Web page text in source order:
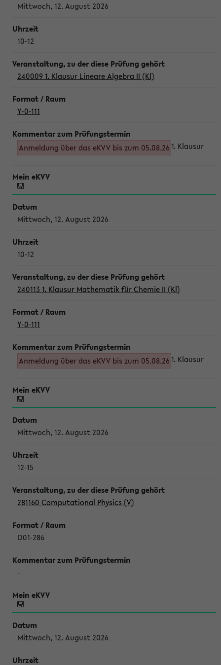
Mittwoch, 12. August 2026
10-12
240009 1. Klausur Lineare Algebra II (Kl)
Y-0-111
Anmeldung über das eKVV bis zum 05.08.26 1. Klausur
Mittwoch, 12. August 2026
10-12
240113 1. Klausur Mathematik für Chemie II (Kl)
Y-0-111
Anmeldung über das eKVV bis zum 05.08.26 1. Klausur
Mittwoch, 12. August 2026
12-15
281160 Computational Physics (V)
D01-286
-
Mittwoch, 12. August 2026